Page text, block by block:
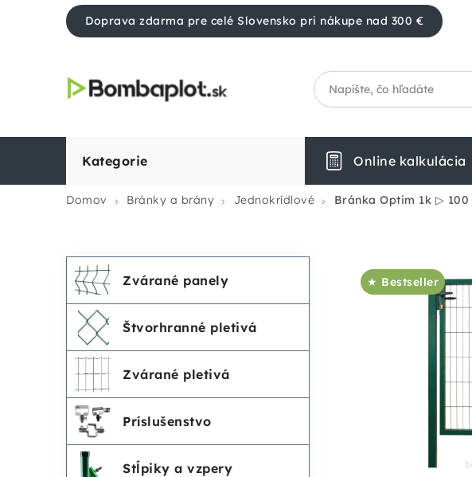
Doprava zdarma pre celé Slovensko pri nákupe nad 300 €
Kategorie Online kalkulácia
Domov Bránky a brány Jednokrídlové Bránka Optim 1k ▷ 100
B
o
č
n
ý
Preskočiť
kategórie
K
a
g
Zvárané panely
Štvorhranné pletivá
Zvárané pletivá
Príslušenstvo
Stĺpiky a vzpery
★ Bestseller